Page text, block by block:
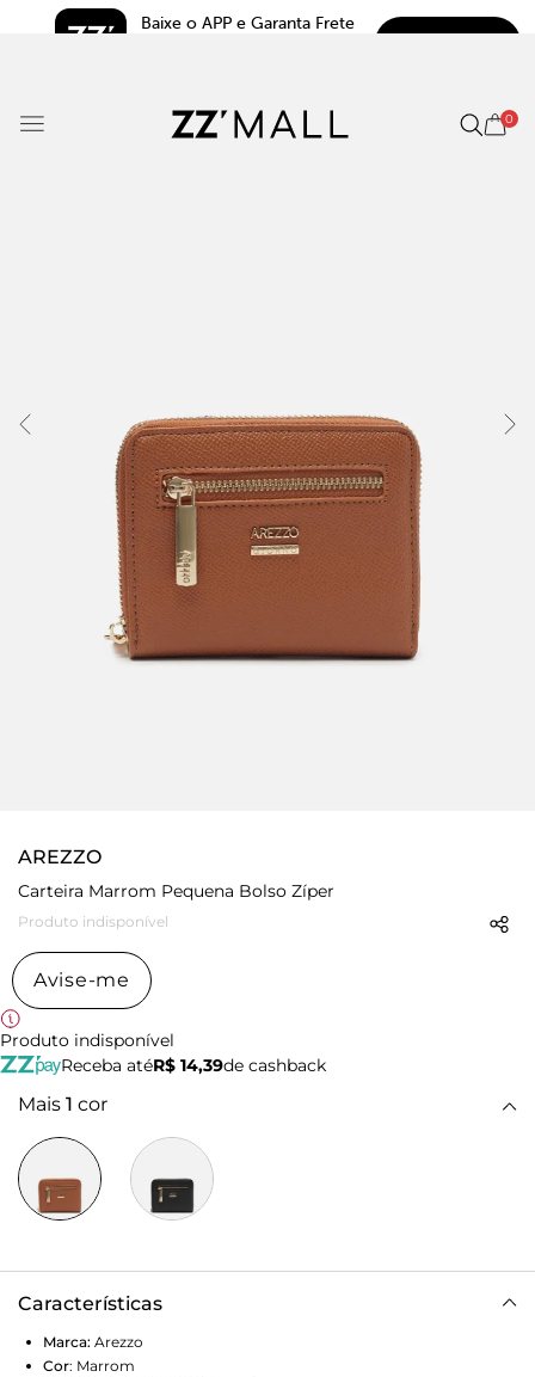
Baixe o APP e Garanta Frete
0
AREZZO
Carteira Marrom Pequena Bolso Zíper
Produto indisponível
Avise-me
Produto indisponível
Receba atéR$ 14,39de cashback
Mais 1 cor
Características
Marca: Arezzo
Cor: Marrom